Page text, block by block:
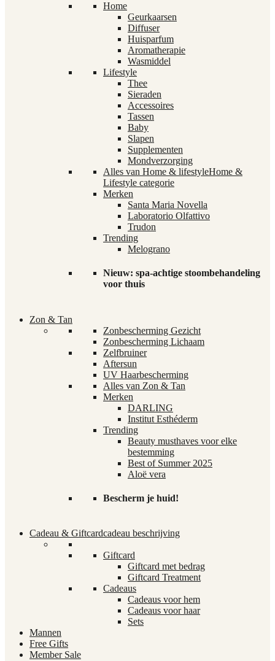
Home
Geurkaarsen
Diffuser
Huisparfum
Aromatherapie
Wasmiddel
Lifestyle
Thee
Sieraden
Accessoires
Tassen
Baby
Slapen
Supplementen
Mondverzorging
Alles van Home & lifestyleHome &
Lifestyle categorie
Merken
Santa Maria Novella
Laboratorio Olfattivo
Trudon
Trending
Melograno
Nieuw: spa-achtige stoombehandeling
voor thuis
Zon & Tan
Zonbescherming Gezicht
Zonbescherming Lichaam
Zelfbruiner
Aftersun
UV Haarbescherming
Alles van Zon & Tan
Merken
DARLING
Institut Esthéderm
Trending
Beauty musthaves voor elke
bestemming
Best of Summer 2025
Aloë vera
Bescherm je huid!
Cadeau & Giftcardcadeau beschrijving
Giftcard
Giftcard met bedrag
Giftcard Treatment
Cadeaus
Cadeaus voor hem
Cadeaus voor haar
Sets
Mannen
Free Gifts
Member Sale